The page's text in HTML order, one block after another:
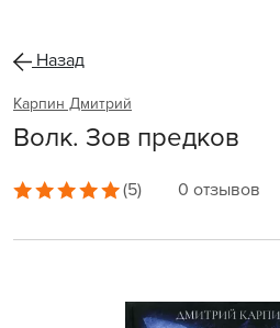
Назад
Карпин Дмитрий
Волк. Зов предков
(5) 0 отзывов